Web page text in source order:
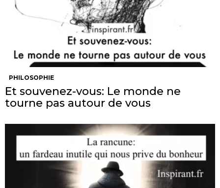
PHILOSOPHIE
Et souvenez-vous: Le monde ne
tourne pas autour de vous